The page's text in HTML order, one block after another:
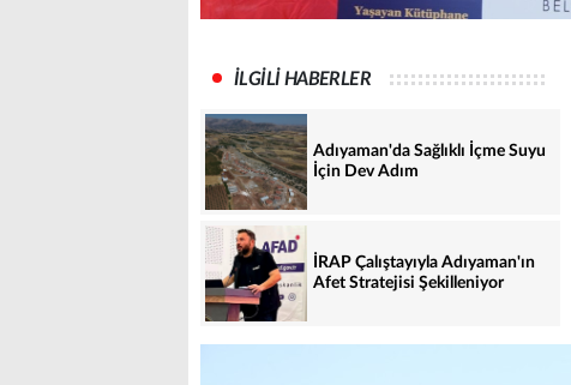
İLGİLİ HABERLER
Adıyaman'da Sağlıklı İçme Suyu
İçin Dev Adım
İRAP Çalıştayıyla Adıyaman'ın
Afet Stratejisi Şekilleniyor